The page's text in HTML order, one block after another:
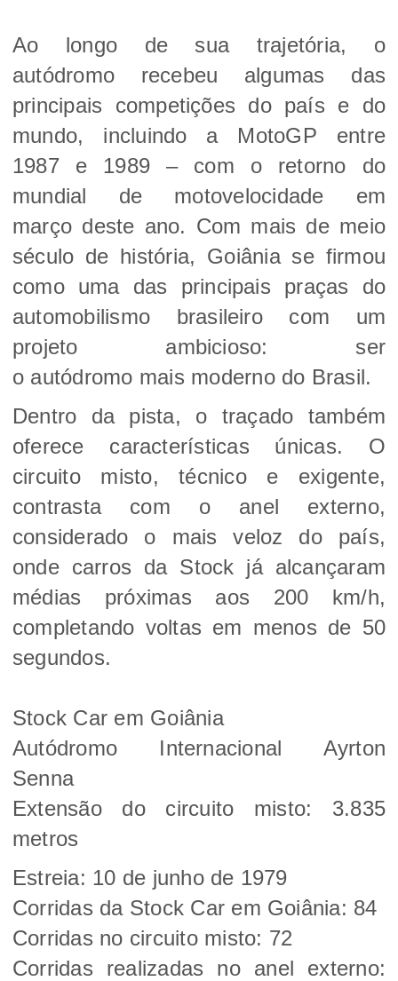
Ao longo de sua trajetória, o
autódromo recebeu algumas das
principais competições do país e do
mundo, incluindo a MotoGP entre
1987 e 1989 – com o retorno do
mundial de motovelocidade em
março deste ano. Com mais de meio
século de história, Goiânia se firmou
como uma das principais praças do
automobilismo brasileiro com um
projeto ambicioso: ser
o autódromo mais moderno do Brasil.
Dentro da pista, o traçado também
oferece características únicas. O
circuito misto, técnico e exigente,
contrasta com o anel externo,
considerado o mais veloz do país,
onde carros da Stock já alcançaram
médias próximas aos 200 km/h,
completando voltas em menos de 50
segundos.
Stock Car em Goiânia
Autódromo Internacional Ayrton
Senna
Extensão do circuito misto: 3.835
metros
Estreia: 10 de junho de 1979
Corridas da Stock Car em Goiânia: 84
Corridas no circuito misto: 72
Corridas realizadas no anel externo: